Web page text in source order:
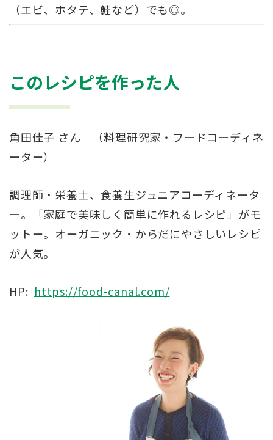
（エビ、ホタテ、鮭など）でも◎。
このレシピを作った人
角田佳子 さん （料理研究家・フードコーディネ
ーター）
調理師・栄養士、食養生ジュニアコーディネータ
ー。「家庭で美味しく簡単に作れるレシピ」がモ
ットー。オーガニック・からだにやさしいレシピ
が人気。
HP: https://food-canal.com/